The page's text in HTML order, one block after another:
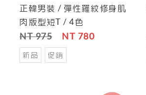
Cart
正韓男裝 / 彈性羅紋修身肌
肉版型短T / 4色
NT 975 NT 780
新品 促銷